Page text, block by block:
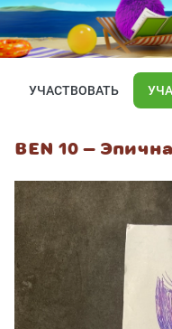
УЧАСТВОВАТЬ
BEN 10 —